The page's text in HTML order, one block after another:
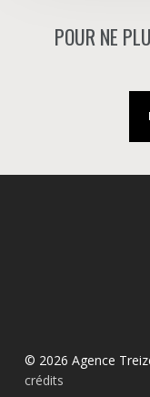
POUR NE
© 2026 Agence
crédits